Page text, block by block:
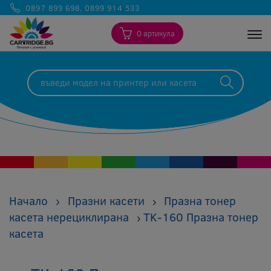
0897 899 698, 0899 914 533
0 артикула
Начало › Празни касети › Празна тонер
касета нерециклирана
› TK-160 Празна тонер
касета